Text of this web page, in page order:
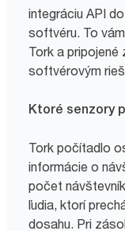
integráciu API
softvéru. To
Tork a pripojené
softvérovým
Ktoré senzory
Tork počítadlo
informácie o
počet
ľudia, ktorí
dosahu. Pri